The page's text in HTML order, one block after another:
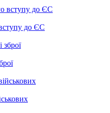
до ЄС